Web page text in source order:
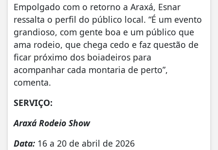
Empolgado com o retorno a Araxá, Esnar
ressalta o perfil do público local. “É um evento
grandioso, com gente boa e um público que
ama rodeio, que chega cedo e faz questão de
ficar próximo dos boiadeiros para
acompanhar cada montaria de perto”,
comenta.
SERVIÇO:
Araxá Rodeio Show
Data: 16 a 20 de abril de 2026